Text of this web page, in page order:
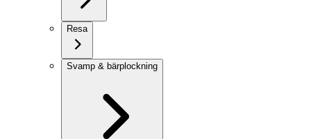
Resa
Svamp & bärplockning